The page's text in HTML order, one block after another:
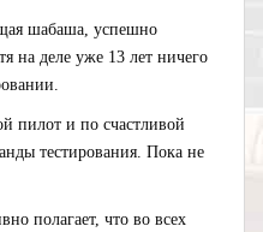
шабаша, успешно
на деле уже 13 лет ничего
пилот и по счастливой
тестирования. Пока не
полагает, что во всех